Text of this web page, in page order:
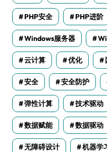
PHP安全 PHP进阶
Windows服务器
云计算 优化
安全 安全防护
弹性计算 技术驱动
数据赋能 数据驱动
无障碍设计 机器学